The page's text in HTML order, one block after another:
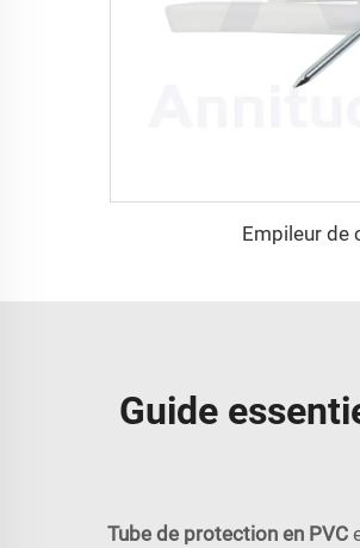
Empileur de
Guide
Tube de protection en PVC